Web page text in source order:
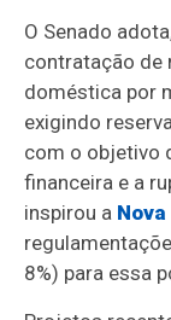
O Senado
contratação de
doméstica por
exigindo
com o objetivo
financeira e a
inspirou a
8%) para essa